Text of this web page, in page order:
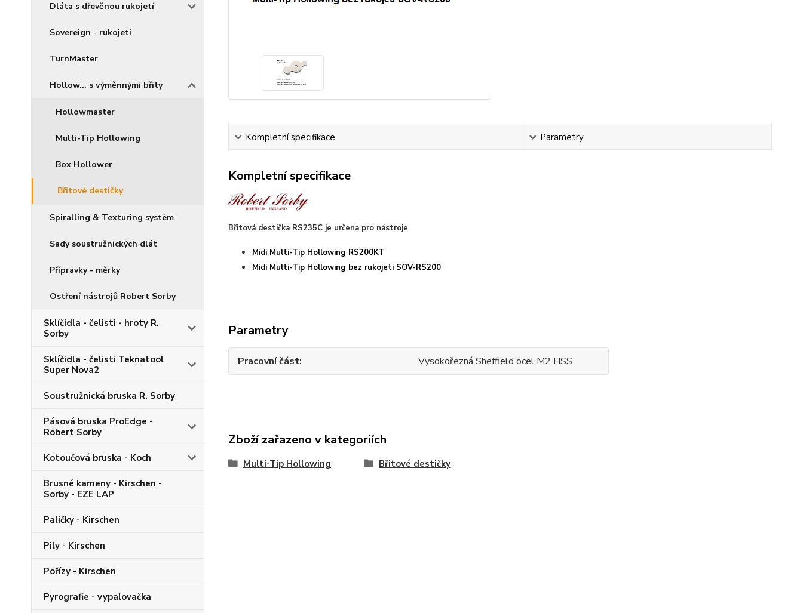
Dláta s dřevěnou rukojetí
Sovereign - rukojeti
TurnMaster
Hollow... s výměnnými břity
Hollowmaster
Multi-Tip Hollowing
Box Hollower
Břitové destičky
Spiralling & Texturing systém
Sady soustružnických dlát
Přípravky - měrky
Ostření nástrojů Robert Sorby
Sklíčidla - čelisti - hroty R.
Sorby
Sklíčidla - čelisti Teknatool
Super Nova2
Soustružnická bruska R. Sorby
Pásová bruska ProEdge -
Robert Sorby
Kotoučová bruska - Koch
Brusné kameny - Kirschen -
Sorby - EZE LAP
Paličky - Kirschen
Pily - Kirschen
Pořízy - Kirschen
Pyrografie - vypalovačka
Kompletní specifikace Parametry
Kompletní specifikace
Břitová destička RS235C je určena pro nástroje
Midi Multi-Tip Hollowing RS200KT
Midi Multi-Tip Hollowing bez rukojeti SOV-RS200
Parametry
Pracovní část Vysokořezná Sheffield ocel M2 HSS
Zboží zařazeno v kategoriích
Multi-Tip Hollowing Břitové destičky